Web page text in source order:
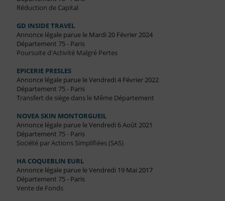
Réduction de Capital
GD INSIDE TRAVEL
Annonce légale parue le Mardi 20 Février 2024
Département 75 - Paris
Poursuite d'Activité Malgré Pertes
EPICERIE PRESLES
Annonce légale parue le Vendredi 4 Février 2022
Département 75 - Paris
Transfert de siège dans le Même Département
NOVEA SKIN MONTORGUEIL
Annonce légale parue le Vendredi 6 Août 2021
Département 75 - Paris
Société par Actions Simplifiées (SAS)
HA COQUEBLIN EURL
Annonce légale parue le Vendredi 19 Mai 2017
Département 75 - Paris
Vente de Fonds